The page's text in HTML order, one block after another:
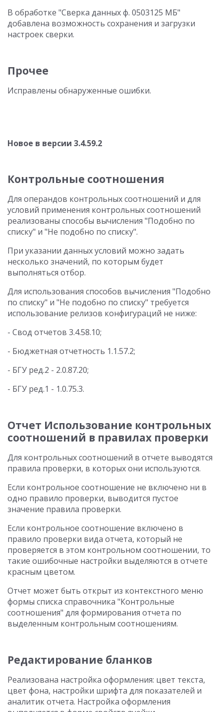
В обработке "Сверка данных ф. 0503125 МБ"
добавлена возможность сохранения и загрузки
настроек сверки.
Прочее
Исправлены обнаруженные ошибки.
Новое в версии 3.4.59.2
Контрольные соотношения
Для операндов контрольных соотношений и для
условий применения контрольных соотношений
реализованы способы вычисления "Подобно по
списку" и "Не подобно по списку".
При указании данных условий можно задать
несколько значений, по которым будет
выполняться отбор.
Для использования способов вычисления "Подобно
по списку" и "Не подобно по списку" требуется
использование релизов конфигураций не ниже:
- Свод отчетов 3.4.58.10;
- Бюджетная отчетность 1.1.57.2;
- БГУ ред.2 - 2.0.87.20;
- БГУ ред.1 - 1.0.75.3.
Отчет Использование контрольных
соотношений в правилах проверки
Для контрольных соотношений в отчете выводятся
правила проверки, в которых они используются.
Если контрольное соотношение не включено ни в
одно правило проверки, выводится пустое
значение правила проверки.
Если контрольное соотношение включено в
правило проверки вида отчета, который не
проверяется в этом контрольном соотношении, то
такие ошибочные настройки выделяются в отчете
красным цветом.
Отчет может быть открыт из контекстного меню
формы списка справочника "Контрольные
соотношения" для формирования отчета по
выделенным контрольным соотношениям.
Редактирование бланков
Реализована настройка оформления: цвет текста,
цвет фона, настройки шрифта для показателей и
аналитик отчета. Настройка оформления